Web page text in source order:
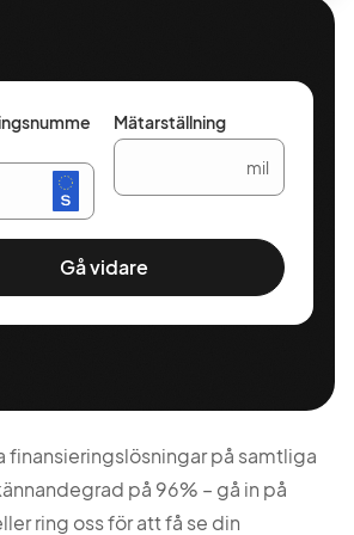
ta
Mätarställning
mil
Gå vidare
finansieringslösningar på samtliga
på 96% – gå in på
ring oss för att få se din